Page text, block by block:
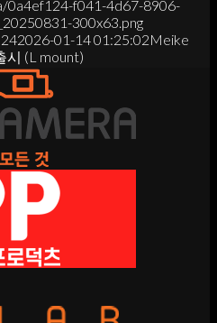
0a4ef124-f041-4d67-8906-
300x63.png
2026-01-14 01:25:02Meike
시 (L mount)